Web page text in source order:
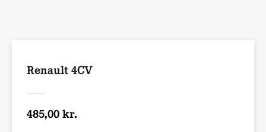
Renault 4CV
485,00 kr.